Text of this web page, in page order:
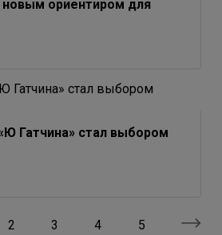
новым ориентиром для
Гатчина» стал выбором
2 3 4 5